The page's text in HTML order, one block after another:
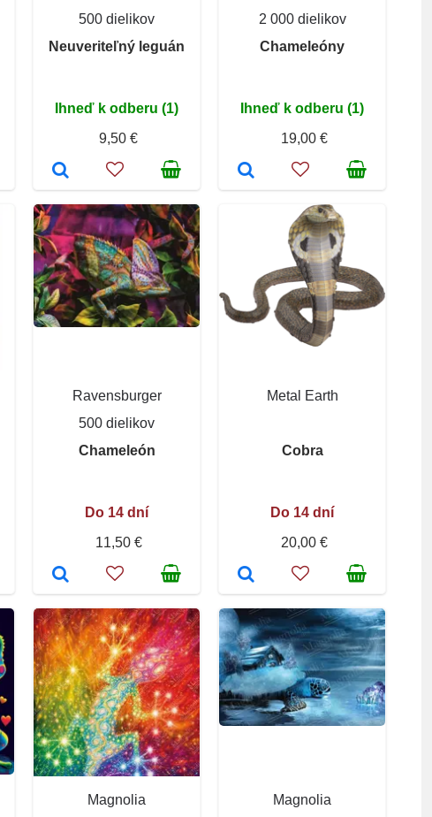
500 dielikov
Neuveriteľný leguán
Ihneď k odberu (1)
9,50 €
2 000 dielikov
Chameleóny
Ihneď k odberu (1)
19,00 €
Ravensburger
500 dielikov
Chameleón
Do 14 dní
11,50 €
Metal Earth
Cobra
Do 14 dní
20,00 €
Magnolia
Magnolia